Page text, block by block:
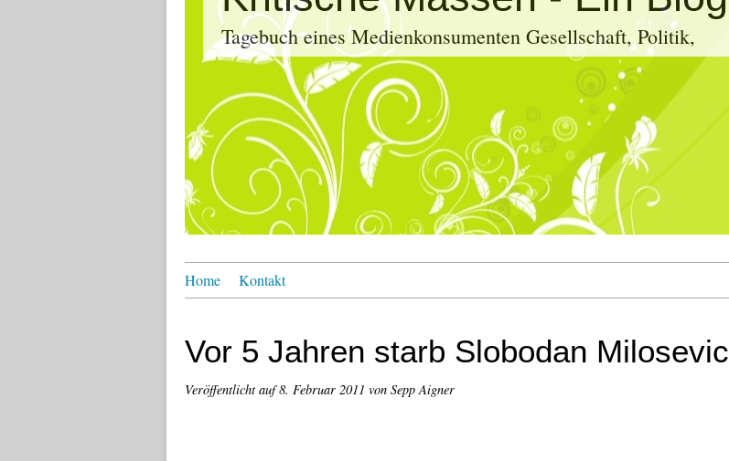
Tagebuch eines Medienkonsumenten Gesellschaft, Politik,
Home Kontakt
Vor 5 Jahren starb Slobodan Milosevic
Veröffentlicht auf8. Februar 2011 von Sepp Aigner